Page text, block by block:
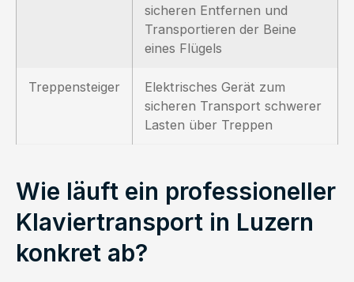
sicheren Entfernen und
Transportieren der Beine
eines Flügels
Treppensteiger
Elektrisches Gerät zum
sicheren Transport schwerer
Lasten über Treppen
Wie läuft ein professioneller
Klaviertransport in Luzern
konkret ab?